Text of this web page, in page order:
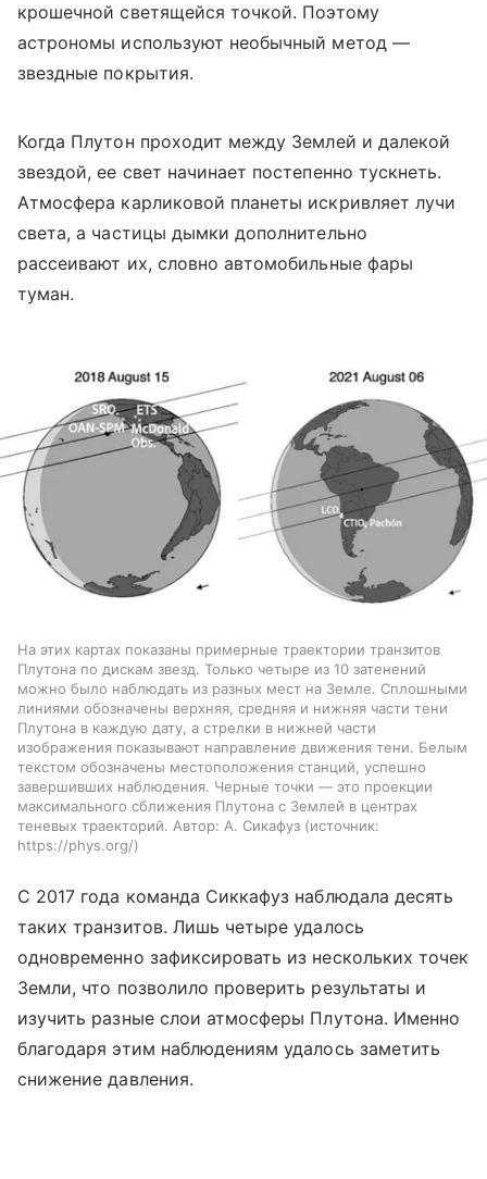
крошечной светящейся точкой. Поэтому
астрономы используют необычный метод —
звездные покрытия.
Когда Плутон проходит между Землей и далекой
звездой, ее свет начинает постепенно тускнеть.
Атмосфера карликовой планеты искривляет лучи
света, а частицы дымки дополнительно
рассеивают их, словно автомобильные фары
туман.
На этих картах показаны примерные траектории транзитов
Плутона по дискам звезд. Только четыре из 10 затенений
можно было наблюдать из разных мест на Земле. Сплошными
линиями обозначены верхняя, средняя и нижняя части тени
Плутона в каждую дату, а стрелки в нижней части
изображения показывают направление движения тени. Белым
текстом обозначены местоположения станций, успешно
завершивших наблюдения. Черные точки — это проекции
максимального сближения Плутона с Землей в центрах
теневых траекторий. Автор: А. Сикафуз
источник:
https://phys.org/
С 2017 года команда Сиккафуз наблюдала десять
таких транзитов. Лишь четыре удалось
одновременно зафиксировать из нескольких точек
Земли, что позволило проверить результаты и
изучить разные слои атмосферы Плутона. Именно
благодаря этим наблюдениям удалось заметить
снижение давления.